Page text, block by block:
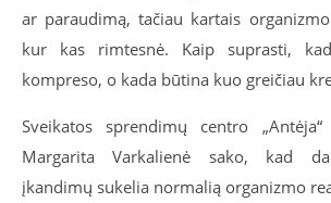
ar paraudimą, tačiau kartais
kur kas rimtesnė. Kaip suprasti,
kompreso, o kada būtina kuo greičiau
Sveikatos sprendimų centro
Margarita Varkalienė sako, kad
įkandimų sukelia normalią organizmo